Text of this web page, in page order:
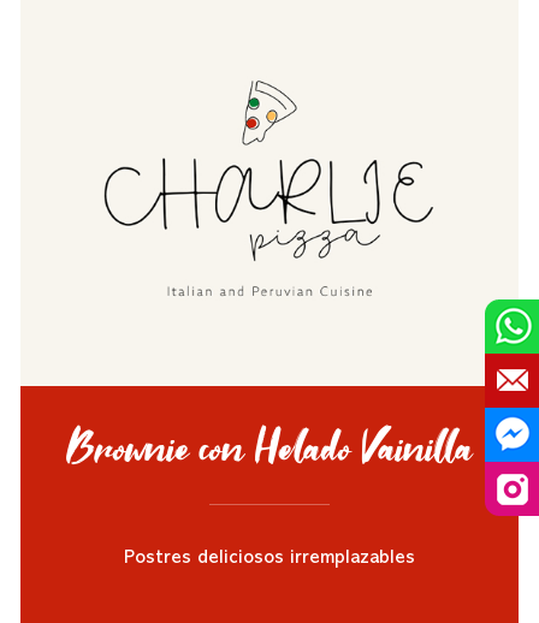
Brownie con Helado Vainilla
Postres deliciosos irremplazables